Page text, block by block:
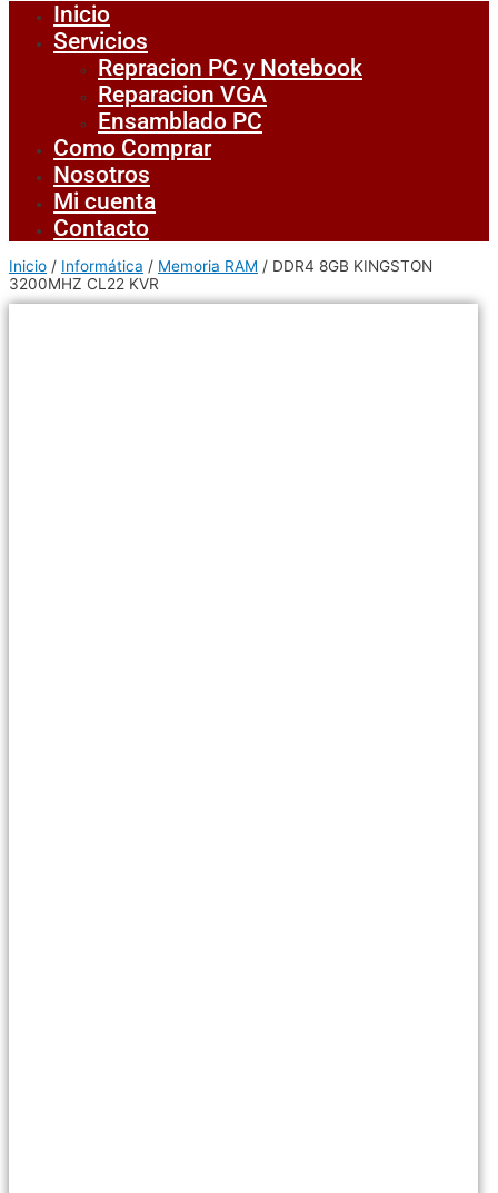
Inicio
Servicios
Repracion PC y Notebook
Reparacion VGA
Ensamblado PC
Como Comprar
Nosotros
Mi cuenta
Contacto
Inicio / Informática / Memoria RAM / DDR4 8GB KINGSTON
3200MHZ CL22 KVR